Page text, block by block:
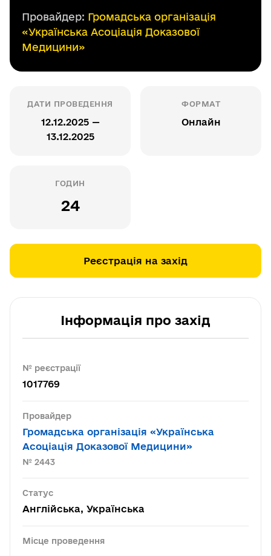
Провайдер: Громадська організація
«Українська Асоціація Доказової
Медицини»
ДАТИ ПРОВЕДЕННЯ
12.12.2025 —
13.12.2025
ФОРМАТ
Онлайн
ГОДИН
24
Реєстрація на захід
Інформація про захід
№ реєстрації
1017769
Провайдер
Громадська організація «Українська
Асоціація Доказової Медицини»
№ 2443
Статус
Англійська, Українська
Місце проведення